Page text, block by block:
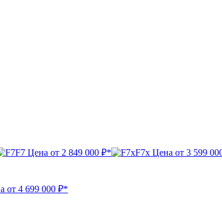
F7 Цена от 2 849 000 ₽* F7x Цена от 3 599
от 4 699 000 ₽*